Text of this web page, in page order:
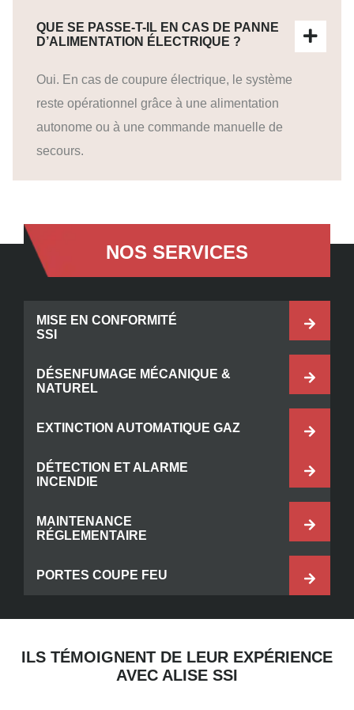
QUE SE PASSE-T-IL EN CAS DE PANNE
D’ALIMENTATION ÉLECTRIQUE ?
Oui. En cas de coupure électrique, le système
reste opérationnel grâce à une alimentation
autonome ou à une commande manuelle de
secours.
NOS SERVICES
MISE EN CONFORMITÉ
SSI
DÉSENFUMAGE MÉCANIQUE &
NATUREL
EXTINCTION AUTOMATIQUE GAZ
DÉTECTION ET ALARME
INCENDIE
MAINTENANCE
RÉGLEMENTAIRE
PORTES COUPE FEU
ILS TÉMOIGNENT DE LEUR EXPÉRIENCE
AVEC ALISE SSI